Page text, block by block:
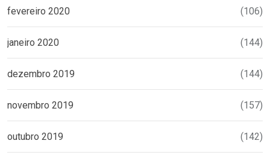
fevereiro 2020 (106)
janeiro 2020 (144)
dezembro 2019 (144)
novembro 2019 (157)
outubro 2019 (142)